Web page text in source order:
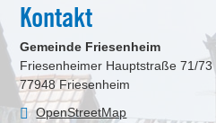
Kontakt
Gemeinde Friesenheim
Friesenheimer Hauptstraße 71/73
77948 Friesenheim
OpenStreetMap